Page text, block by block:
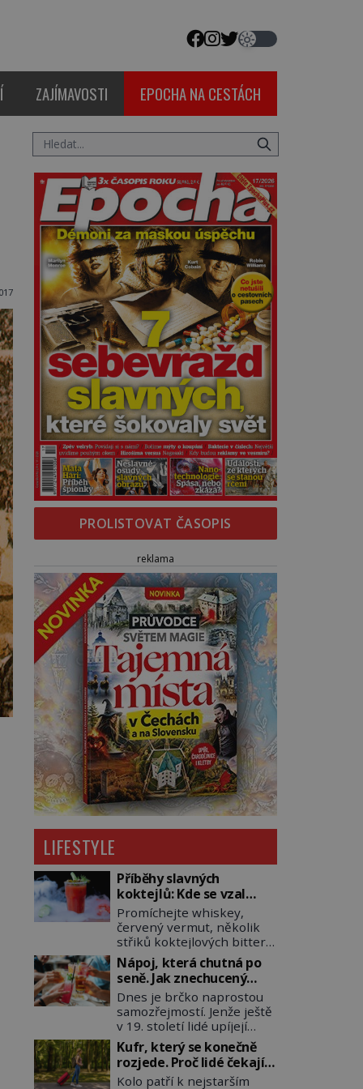
ZAJÍMAVOSTI EPOCHA NA CESTÁCH
PROLISTOVAT ČASOPIS
reklama
LIFESTYLE
Příběhy slavných
koktejlů: Kde se vzal
Manhattan a Bloody
Mary?
Promíchejte whiskey,
červený vermut, několik
střiků koktejlových bitters
a led, sceďte, ozdobte
koktejlovou třešinkou a
tadá… Manhattan je tu! A
pokud to má být skutečně
on, dejte si pozor, ať místo
klasické americké rye
whiskey či klidně
bourbonu nepoužijete
skotskou whisku. Co se
Nápoj, která chutná po
seně. Jak znechucený
Američan vymyslel brčko
Dnes je brčko naprostou
samozřejmostí. Jenže ještě
v 19. století lidé upíjejí
limonády i koktejly dutými
stébly žita nebo žitné
slámy. Fungují sice dobře,
mají ale jednu
Kufr, který se konečně
rozjede. Proč lidé čekají
na kolečka téměř pět
Kolo patří k nejstarším